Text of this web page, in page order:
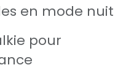
en mode nuit
pour